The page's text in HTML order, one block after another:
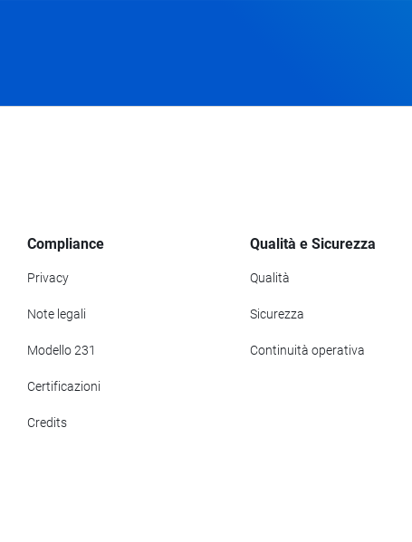
Compliance
Privacy
Note legali
Modello 231
Certificazioni
Credits
Qualità e Sicurezza
Qualità
Sicurezza
Continuità operativa